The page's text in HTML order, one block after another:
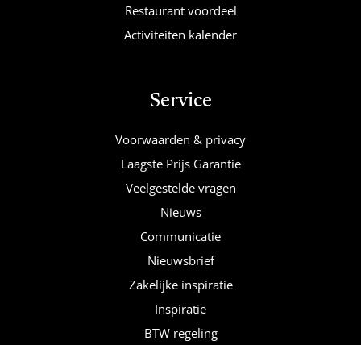
Restaurant voordeel
Activiteiten kalender
Service
Voorwaarden & privacy
Laagste Prijs Garantie
Veelgestelde vragen
Nieuws
Communicatie
Nieuwsbrief
Zakelijke inspiratie
Inspiratie
BTW regeling